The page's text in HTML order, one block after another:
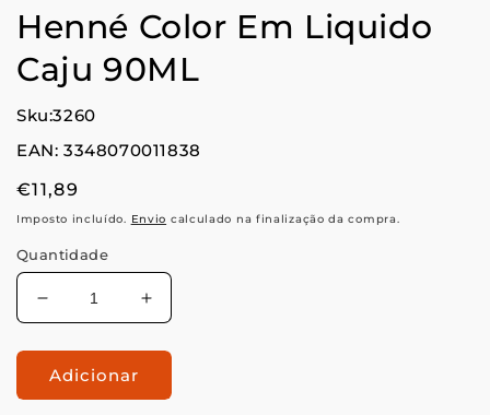
modal
Henné Color Em Liquido
Caju 90ML
Sku:3260
EAN: 3348070011838
Preço
normal
€11,89
Imposto incluído. Envio calculado na finalização da compra.
Quantidade
Diminuir
a
quantidade
de
Henné
Aumentar
a
quantidade
Henné
Adicionar